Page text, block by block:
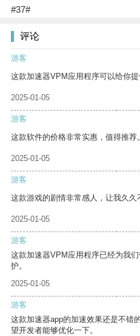
#37#
评论
游客
这款加速器VPM应用程序可以给你
2025-01-05
游客
这款软件的价格非常实惠，值得推荐。
2025-01-05
游客
这款游戏的剧情非常感人，让我久久
2025-01-05
游客
这款加速器VPM应用程序已经为我
护。
2025-01-05
游客
这款加速器app的加速效果还是不错
望开发者能够优化一下。